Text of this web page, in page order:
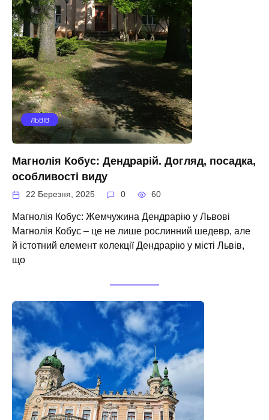
ЛЬВІВ
Магнолія Кобус: Дендрарій. Догляд, посадка,
особливості виду
22 Березня, 2025 0 60
Магнолія Кобус: Жемчужина Дендрарію у Львові
Магнолія Кобус – це не лише рослинний шедевр, але
й істотний елемент колекції Дендрарію у місті Львів,
що